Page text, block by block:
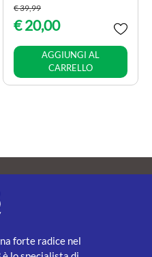
€ 39,99
€ 20,00
Quantità
AGGIUNGI AL
CARRELLO
forte radice nel